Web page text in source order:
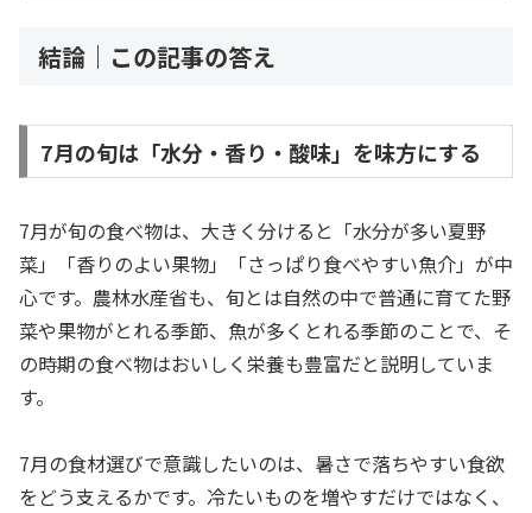
結論｜この記事の答え
7月の旬は「水分・香り・酸味」を味方にする
7月が旬の食べ物は、大きく分けると「水分が多い夏野
菜」「香りのよい果物」「さっぱり食べやすい魚介」が中
心です。農林水産省も、旬とは自然の中で普通に育てた野
菜や果物がとれる季節、魚が多くとれる季節のことで、そ
の時期の食べ物はおいしく栄養も豊富だと説明していま
す。
7月の食材選びで意識したいのは、暑さで落ちやすい食欲
をどう支えるかです。冷たいものを増やすだけではなく、